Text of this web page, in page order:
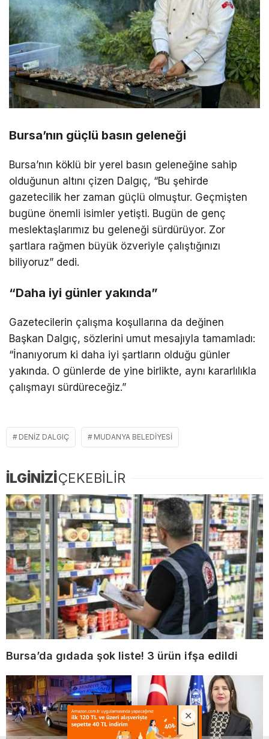
Bursa’nın güçlü basın geleneği
Bursa’nın köklü bir yerel basın geleneğine sahip
olduğunun altını çizen Dalgıç, “Bu şehirde
gazetecilik her zaman güçlü olmuştur. Geçmişten
bugüne önemli isimler yetişti. Bugün de genç
meslektaşlarımız bu geleneği sürdürüyor. Zor
şartlara rağmen büyük özveriyle çalıştığınızı
biliyoruz” dedi.
“Daha iyi günler yakında”
Gazetecilerin çalışma koşullarına da değinen
Başkan Dalgıç, sözlerini umut mesajıyla tamamladı:
“İnanıyorum ki daha iyi şartların olduğu günler
yakında. O günlerde de yine birlikte, aynı kararlılıkla
çalışmayı sürdüreceğiz.”
DENIZ DALGIÇ MUDANYA BELEDIYESI
İLGİNİZİÇEKEBİLİR
Bursa’da gıdada şok liste! 3 ürün ifşa edildi